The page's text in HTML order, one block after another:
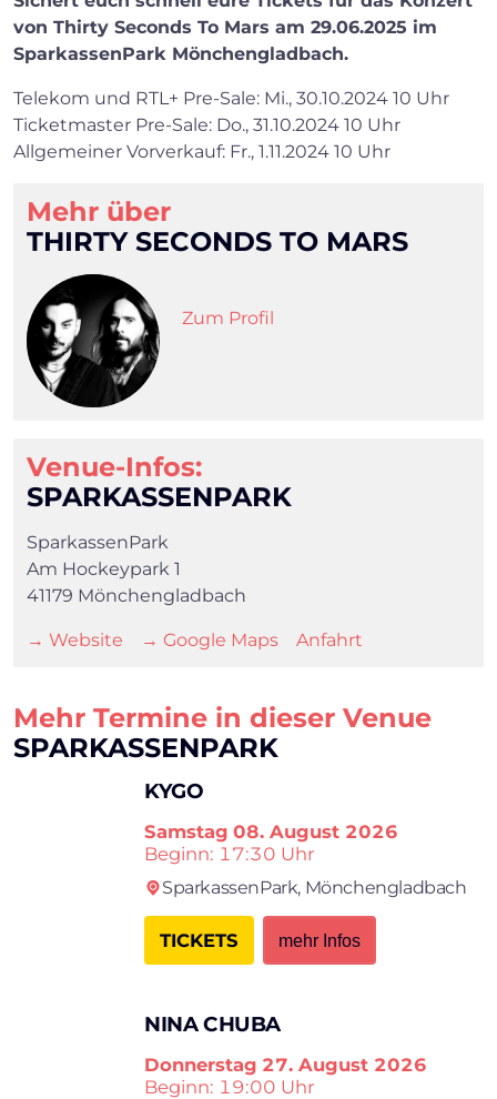
von Thirty Seconds To Mars am 29.06.2025 im
SparkassenPark Mönchengladbach.
Telekom und RTL+ Pre-Sale: Mi., 30.10.2024 10 Uhr
Ticketmaster Pre-Sale: Do., 31.10.2024 10 Uhr
Allgemeiner Vorverkauf: Fr., 1.11.2024 10 Uhr
Mehr über
THIRTY SECONDS TO MARS
Zum Profil
Venue-Infos:
SPARKASSENPARK
SparkassenPark
Am Hockeypark 1
41179 Mönchengladbach
→ Website → Google Maps Anfahrt
Mehr Termine in dieser Venue
SPARKASSENPARK
KYGO
Samstag 08. August 2026
Beginn: 17:30 Uhr
SparkassenPark, Mönchengladbach
TICKETS mehr Infos
NINA CHUBA
Donnerstag 27. August 2026
Beginn: 19:00 Uhr